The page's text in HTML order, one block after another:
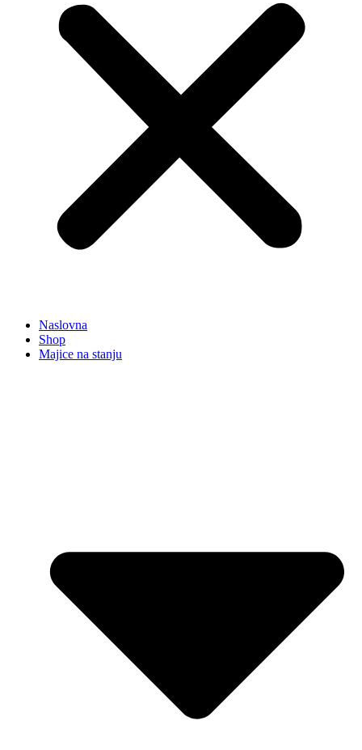
Naslovna
Shop
Majice na stanju